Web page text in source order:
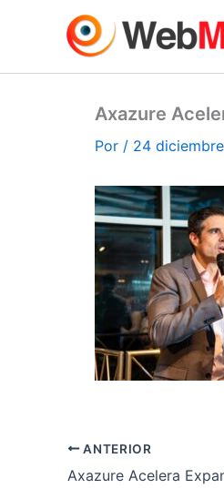
Axazure
Por / 24
ANTERIOR